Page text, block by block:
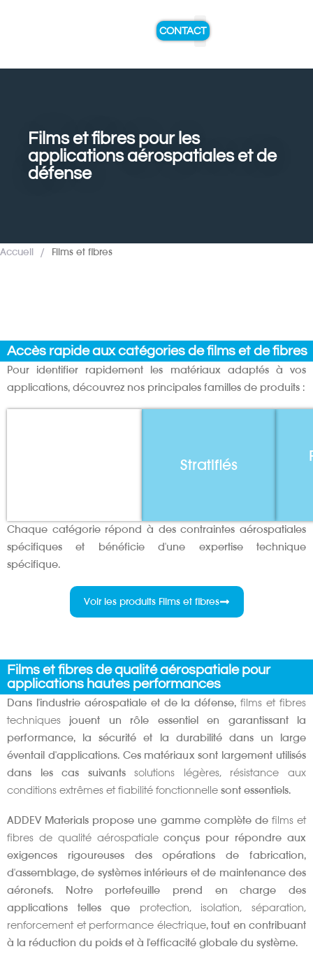
CONTACT
Films et fibres pour les
applications aérospatiales et de
défense
Accueil / Films et fibres
Films et fibres de qualité aérospatiale pour
applications hautes performances
Dans l'industrie aérospatiale et de la défense,films et fibres
techniques jouent un rôle essentiel en garantissant la
performance, la sécurité et la durabilité dans un large
éventail d'applications. Ces matériaux sont largement utilisés
dans les cas suivantssolutions légères, résistance aux
conditions extrêmes et fiabilité fonctionnelle sont essentiels.
ADDEV Materials propose une gamme complète de films et
fibres de qualité aérospatialeconçus pour répondre aux
exigences rigoureuses des opérations de fabrication,
d'assemblage, de systèmes intérieurs et de maintenance des
aéronefs. Notre portefeuille prend en charge des
applications telles que protection, isolation, séparation,
renforcement et performance électrique, tout en contribuant
à la réduction du poids et à l'efficacité globale du système.
Accès rapide aux catégories de films et de fibres
Pour identifier rapidement les matériaux adaptés à vos
applications, découvrez nos principales familles de produits :
Stratifiés
Chaque catégorie répond à des contraintes aérospatiales
spécifiques et bénéficie d'une expertise technique
spécifique.
Voir les produits Films et fibres